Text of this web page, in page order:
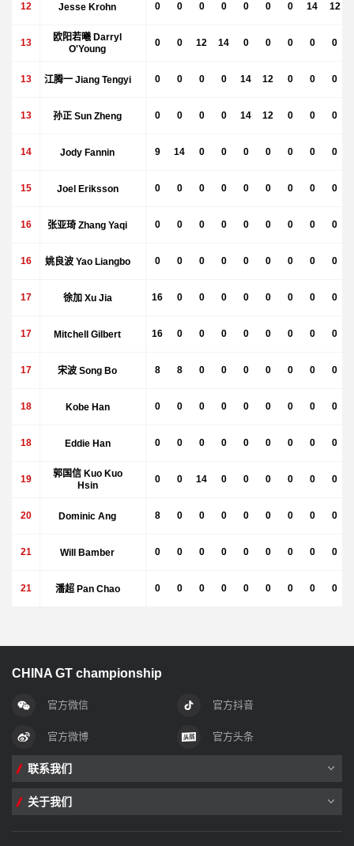
12 Jesse Krohn 0 0 0 0 0 0 0 14 12
13
欧阳若曦 Darryl
O'Young
0 0 12 14 0 0 0 0 0
13 江腾一 Jiang Tengyi 0 0 0 0 14 12 0 0 0
13 孙正 Sun Zheng 0 0 0 0 14 12 0 0 0
14 Jody Fannin 9 14 0 0 0 0 0 0 0
15 Joel Eriksson 0 0 0 0 0 0 0 0 0
16 张亚琦 Zhang Yaqi 0 0 0 0 0 0 0 0 0
16 姚良波 Yao Liangbo 0 0 0 0 0 0 0 0 0
17 徐加 Xu Jia 16 0 0 0 0 0 0 0 0
17 Mitchell Gilbert 16 0 0 0 0 0 0 0 0
17 宋波 Song Bo 8 8 0 0 0 0 0 0 0
18 Kobe Han 0 0 0 0 0 0 0 0 0
18 Eddie Han 0 0 0 0 0 0 0 0 0
19
郭国信 Kuo Kuo
Hsin
0 0 14 0 0 0 0 0 0
20 Dominic Ang 8 0 0 0 0 0 0 0 0
21 Will Bamber 0 0 0 0 0 0 0 0 0
21 潘超 Pan Chao 0 0 0 0 0 0 0 0 0
CHINA GT championship
官方微信 官方抖音
官方微博 官方头条
联系我们
关于我们